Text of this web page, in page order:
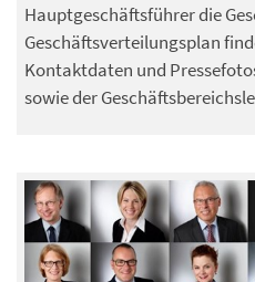
Hauptgeschäftsführer die
Geschäftsverteilungsplan
Kontaktdaten und
sowie der